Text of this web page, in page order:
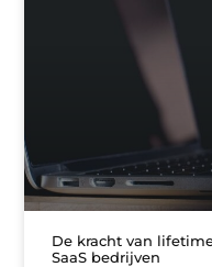
De kracht van
SaaS bedrijven